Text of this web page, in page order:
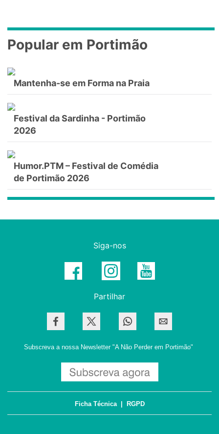
Popular em Portimão
Mantenha-se em Forma na Praia
Festival da Sardinha - Portimão
2026
Humor.PTM – Festival de Comédia
de Portimão 2026
Siga-nos
Partilhar
Subscreva a nossa Newsletter "A Não Perder em Portimão"
Ficha Técnica| RGPD